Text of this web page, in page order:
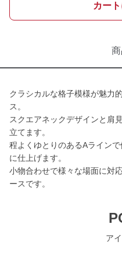
カー
クラシカルな格子模様が魅力
ス。
スクエアネックデザインと肩
立てます。
程よくゆとりのあるAライン
に仕上げます。
小物合わせで様々な場面に対
ースです。
ア